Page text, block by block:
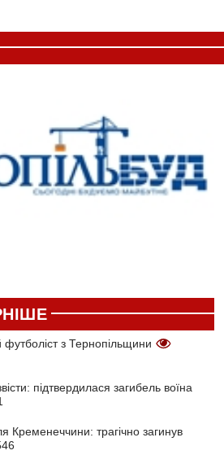
футболіст з Тернопільщини
підтвердилася загибель воїна
Кременеччини: трагічно загинув